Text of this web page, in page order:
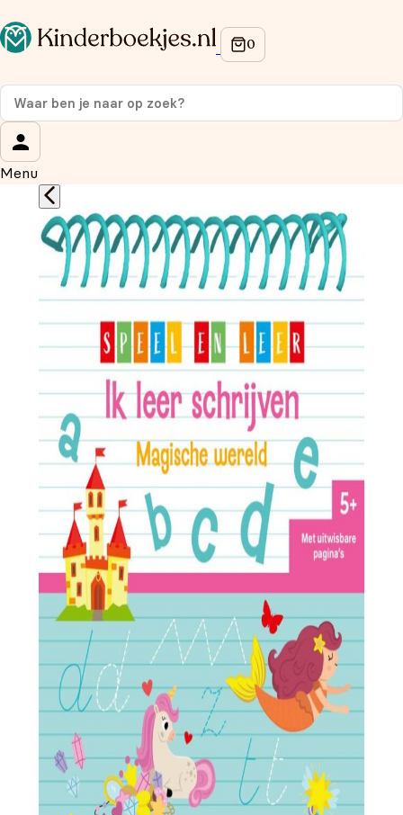
Menu
Op de hoogte blijven van onze acties?
Meld je aan voor onze nieuwsbrief en ontvang
korting
Wat is je voornaam?
Wat is je e-mailadres? *
Aanmelden
overeenstemming met onsprivacybeleid.